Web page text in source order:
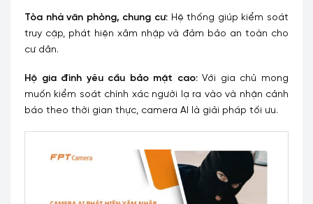
Tòa nhà văn phòng, chung cư: Hệ thống giúp kiểm soát
truy cập, phát hiện xâm nhập và đảm bảo an toàn cho
cư dân.
Hộ gia đình yêu cầu bảo mật cao:Với gia chủ mong
muốn kiểm soát chính xác người lạ ra vào và nhận cảnh
báo theo thời gian thực, camera AI là giải pháp tối ưu.